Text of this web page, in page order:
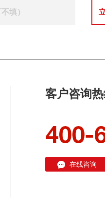
客户咨询
在线咨询